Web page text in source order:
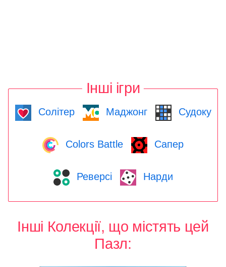
Інші ігри
Солітер Маджонг Судоку
Colors Battle Сапер
Реверсі Нарди
Інші Колекції, що містять цей
Пазл: